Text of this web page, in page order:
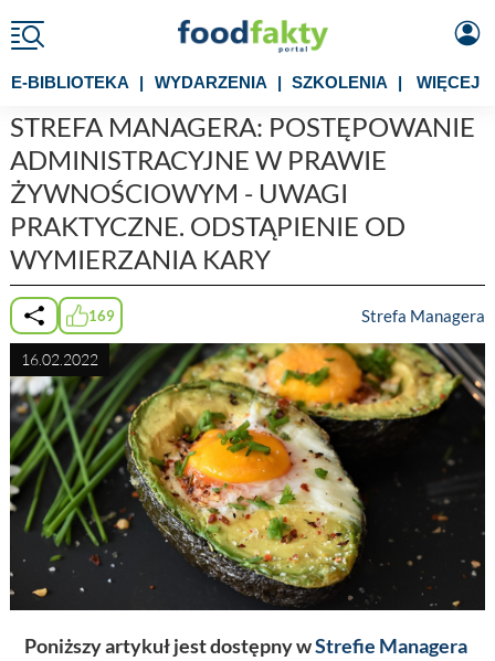
E-BIBLIOTEKA | WYDARZENIA | SZKOLENIA | WIĘCEJ
STREFA MANAGERA: POSTĘPOWANIE
ADMINISTRACYJNE W PRAWIE
ŻYWNOŚCIOWYM - UWAGI
PRAKTYCZNE. ODSTĄPIENIE OD
WYMIERZANIA KARY
169 Strefa Managera
16.02.2022
Poniższy artykuł jest dostępny wStrefie Managera